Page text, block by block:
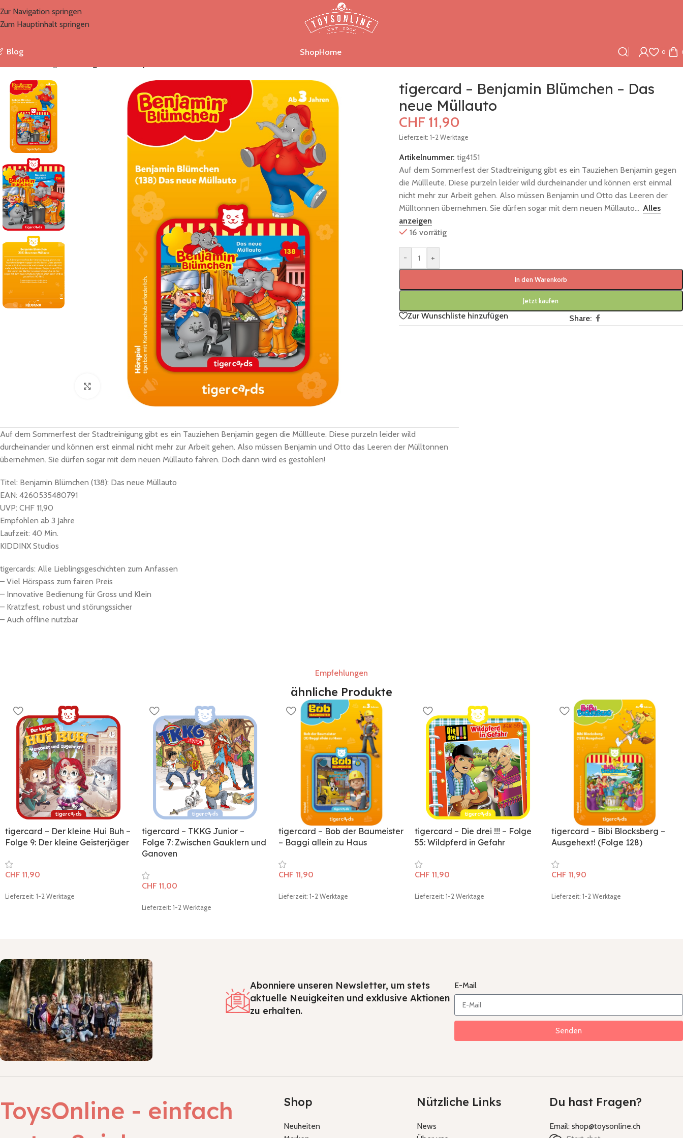
Zur Navigation springen
Zum Hauptinhalt springen
Blog ShopHome 0
Zum Vergrößern klicken
tigercard – Benjamin Blümchen – Das
neue Müllauto
CHF 11,90
Lieferzeit: 1-2 Werktage
Artikelnummer: tig4151
Auf dem Sommerfest der Stadtreinigung gibt es ein Tauziehen Benjamin gegen
die Müllleute. Diese purzeln leider wild durcheinander und können erst einmal
nicht mehr zur Arbeit gehen. Also müssen Benjamin und Otto das Leeren der
Mülltonnen übernehmen. Sie dürfen sogar mit dem neuen Müllauto... Alles
anzeigen
16 vorrätig
- +
In den Warenkorb
Jetzt kaufen
Zur Wunschliste hinzufügen Share:
Auf dem Sommerfest der Stadtreinigung gibt es ein Tauziehen Benjamin gegen die Müllleute. Diese purzeln leider wild
durcheinander und können erst einmal nicht mehr zur Arbeit gehen. Also müssen Benjamin und Otto das Leeren der Mülltonnen
übernehmen. Sie dürfen sogar mit dem neuen Müllauto fahren. Doch dann wird es gestohlen!
Titel: Benjamin Blümchen (138): Das neue Müllauto
EAN: 4260535480791
UVP: CHF 11,90
Empfohlen ab 3 Jahre
Laufzeit: 40 Min.
KIDDINX Studios
tigercards: Alle Lieblingsgeschichten zum Anfassen
– Viel Hörspass zum fairen Preis
– Innovative Bedienung für Gross und Klein
– Kratzfest, robust und störungssicher
– Auch offline nutzbar
Empfehlungen
ähnliche Produkte
tigercard – Der kleine Hui Buh –
Folge 9: Der kleine Geisterjäger
CHF 11,90
Lieferzeit: 1-2 Werktage
tigercard – TKKG Junior –
Folge 7: Zwischen Gauklern und
Ganoven
CHF 11,00
Lieferzeit: 1-2 Werktage
tigercard – Bob der Baumeister
– Baggi allein zu Haus
CHF 11,90
Lieferzeit: 1-2 Werktage
tigercard – Die drei !!! – Folge
55: Wildpferd in Gefahr
CHF 11,90
Lieferzeit: 1-2 Werktage
tigercard – Bibi Blocksberg –
Ausgehext! (Folge 128)
CHF 11,90
Lieferzeit: 1-2 Werktage
Abonniere unseren Newsletter, um stets
aktuelle Neuigkeiten und exklusive Aktionen
zu erhalten.
E-Mail
Senden
ToysOnline - einfach
Shop
Neuheiten
Nützliche Links
News
Du hast Fragen?
Email: shop@toysonline.ch